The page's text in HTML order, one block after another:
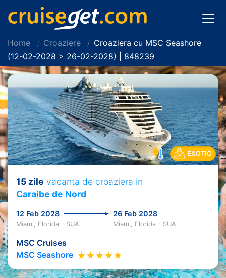
Home Croaziere
Croaziera cu MSC Seashore
(12-02-2028 > 26-02-2028) | 848239
EXOTIC
15 zile vacanta de croaziera in
Caraibe de Nord
12 Feb 2028 26 Feb 2028
Miami, Florida - SUA Miami, Florida - SUA
MSC Cruises
MSC Seashore